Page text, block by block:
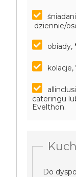
dziennie/
obiady,
cateringu
Evelthon.
Do